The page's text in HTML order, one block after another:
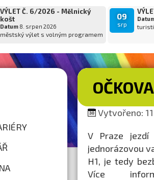
VÝLET Č. 6/2026 - Mělnický
košt
Datum8. srpen 2026
městský výlet s volným programem
09
srp
Vytvořeno:
V Praze jezdí
jednorázovou
H1, je tedy
Více